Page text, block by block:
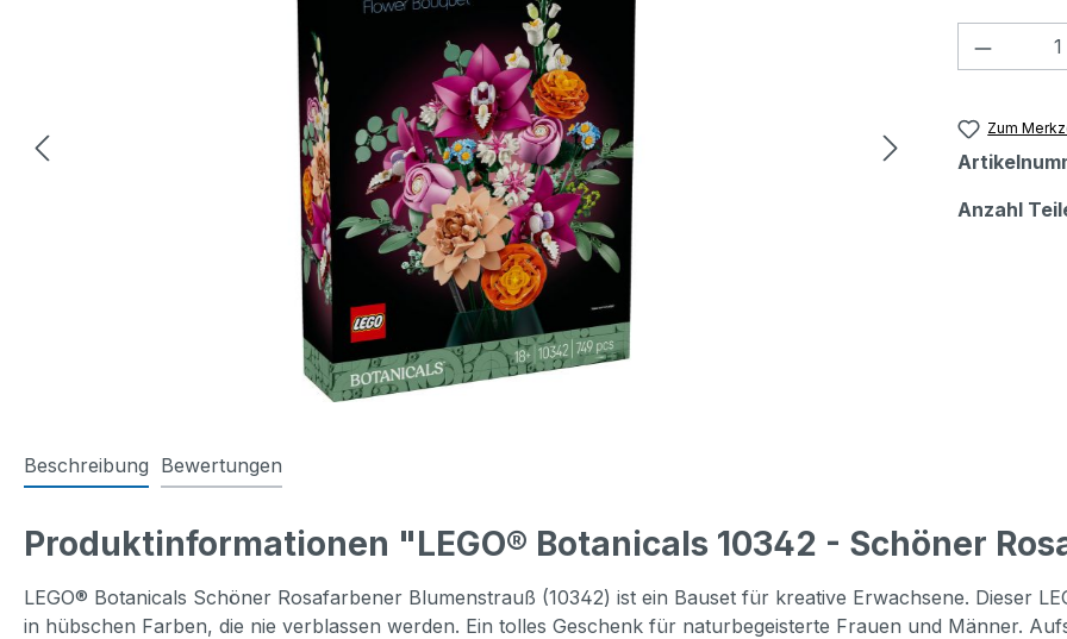
Zum
Anzahl
Beschreibung Bewertungen
Produktinformationen "LEGO® Botanicals 10342 - Schöner
LEGO® Botanicals Schöner Rosafarbener Blumenstrauß (10342) ist ein Bauset für kreative Erwachsene. Dieser
in hübschen Farben, die nie verblassen werden. Ein tolles Geschenk für naturbegeisterte Frauen und Männer.